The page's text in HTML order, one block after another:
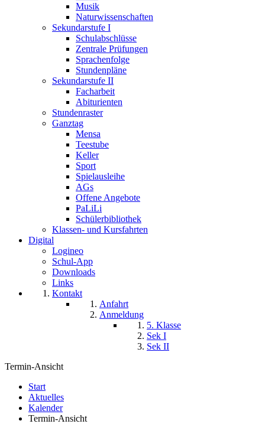
Musik
Naturwissenschaften
Sekundarstufe I
Schulabschlüsse
Zentrale Prüfungen
Sprachenfolge
Stundenpläne
Sekundarstufe II
Facharbeit
Abiturienten
Stundenraster
Ganztag
Mensa
Teestube
Keller
Sport
Spielausleihe
AGs
Offene Angebote
PaLiLi
Schülerbibliothek
Klassen- und Kursfahrten
Digital
Logineo
Schul-App
Downloads
Links
Kontakt
Anfahrt
Anmeldung
5. Klasse
Sek I
Sek II
Termin-Ansicht
Start
Aktuelles
Kalender
Termin-Ansicht